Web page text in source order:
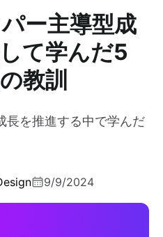
ー主導型成
て学んだ5
教訓
長を推進する中で学んだ
9/9/2024